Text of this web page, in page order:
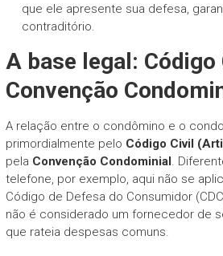
que ele apresente sua defesa,
contraditório.
A base legal: Código
Convenção
A relação entre o condômino e o
primordialmente pelo Código Civil
pela Convenção Condominial.
telefone, por exemplo, aqui não se
Código de Defesa do Consumidor
não é considerado um fornecedor de
que rateia despesas comuns.